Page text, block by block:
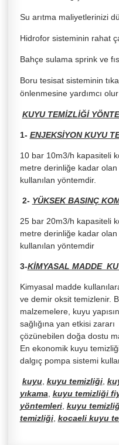
Su arıtma maliyetlerinizi
Hidrofor sisteminin rahat
Bahçe sulama sprink ve
Boru tesisat sisteminin
önlenmesine yardımcı olur
KUYU TEMİZLİĞİ
1- ENJEKSİYON KUYU
10 bar 10m3/h kapasiteli
metre derinliğe kadar
kullanılan yöntemdir.
2- YÜKSEK BASINÇ
25 bar 20m3/h kapasiteli
metre derinliğe kadar
kullanılan yöntemdir
3-KİMYASAL MADDE
Kimyasal madde
ve demir oksit temizlenir.
malzemelere, kuyu
sağlığına yan etkisi
çözünebilen doğa dostu
En ekonomik kuyu
dalgıç pompa sistemi
kuyu, kuyu temizliği,
yıkama kuyu temizliği
yöntemleri, kuyu
temizliği, kocaeli kuyu